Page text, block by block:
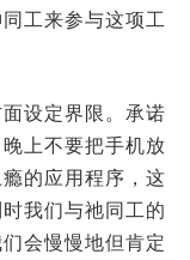
工来参与这项工
设定界限。承诺
上不要把手机放
的应用程序，这
我们与祂同工的
会慢慢地但肯定